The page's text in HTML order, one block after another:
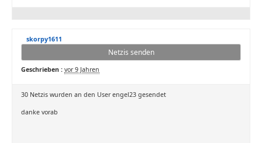
skorpy1611
Netzis senden
Geschrieben : vor 9 Jahren
30 Netzis wurden an den User engel23 gesendet
danke vorab